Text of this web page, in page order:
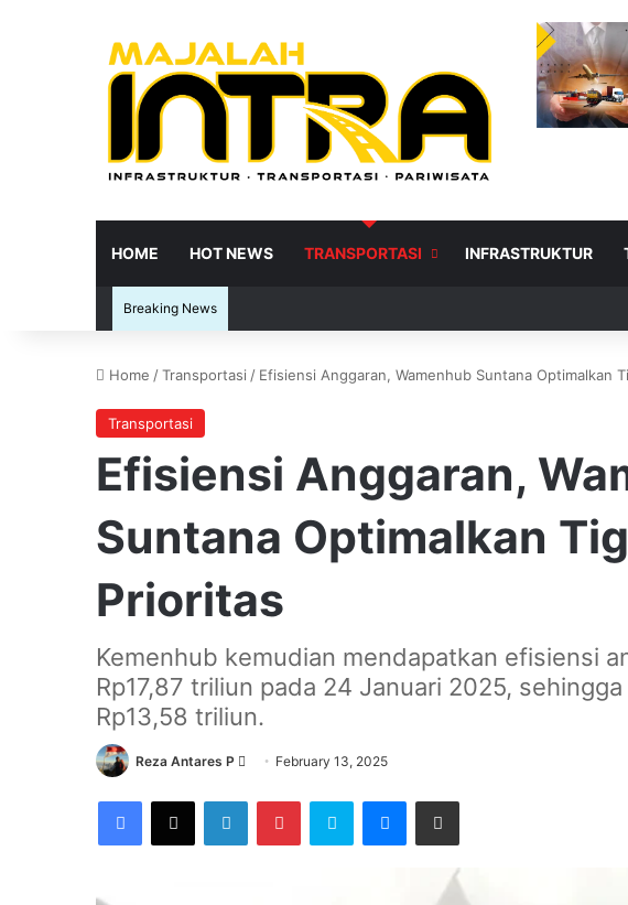
HOME HOT NEWS TRANSPORTASI INFRASTRUKTUR
Breaking News
Home /Transportasi / Efisiensi Anggaran, Wamenhub Suntana Optimalkan
Transportasi
Efisiensi Anggaran,
Suntana Optimalkan
Prioritas
Kemenhub kemudian mendapatkan efisiensi
Rp17,87 triliun pada 24 Januari 2025,
Rp13,58 triliun.
Reza Antares P
Send
email
February 13, 2025
Facebook
X LinkedInPinterestSkype Messenger
Share via Email